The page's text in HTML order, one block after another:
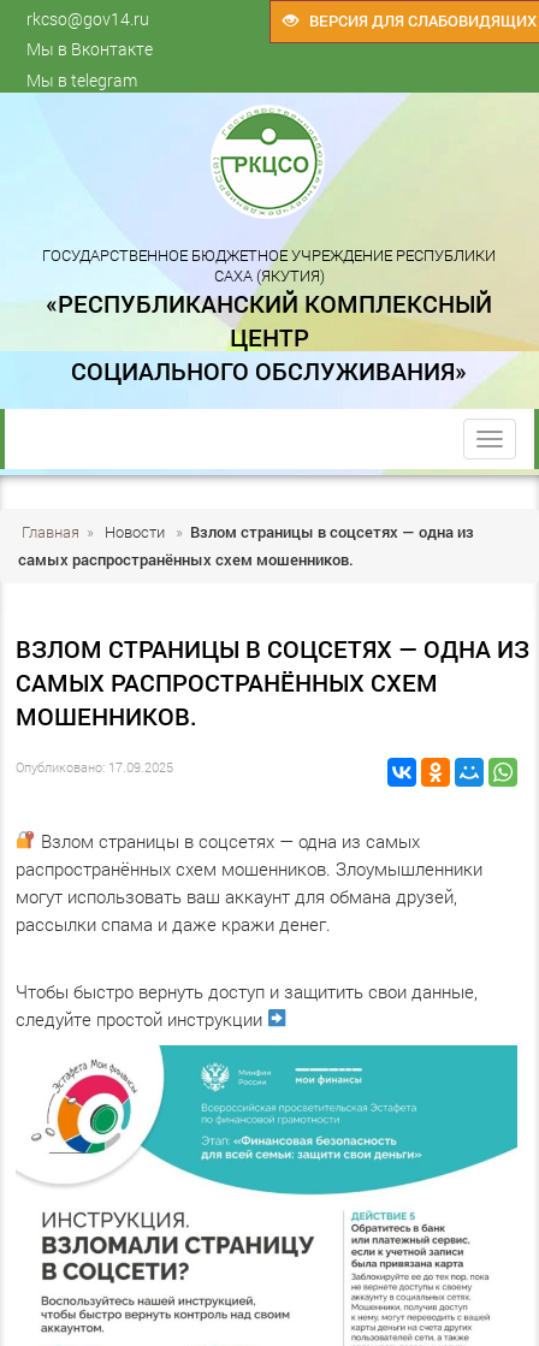
ВЕРСИЯ ДЛЯ СЛАБОВИДЯЩИХ
rkcso@gov14.ru
Мы в Вконтакте
Мы в telegram
ГОСУДАРСТВЕННОЕ БЮДЖЕТНОЕ УЧРЕЖДЕНИЕ РЕСПУБЛИКИ
САХА (ЯКУТИЯ)
«РЕСПУБЛИКАНСКИЙ КОМПЛЕКСНЫЙ
ЦЕНТР
СОЦИАЛЬНОГО ОБСЛУЖИВАНИЯ»
trk
Главная » Новости » Взлом страницы в соцсетях — одна из
самых распространённых схем мошенников.
ВЗЛОМ СТРАНИЦЫ В СОЦСЕТЯХ — ОДНА ИЗ
САМЫХ РАСПРОСТРАНЁННЫХ СХЕМ
МОШЕННИКОВ.
Опубликовано: 17.09.2025
Взлом страницы в соцсетях — одна из самых
распространённых схем мошенников. Злоумышленники
могут использовать ваш аккаунт для обмана друзей,
рассылки спама и даже кражи денег.
Чтобы быстро вернуть доступ и защитить свои данные,
следуйте простой инструкции